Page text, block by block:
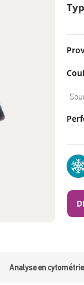
Analyse en